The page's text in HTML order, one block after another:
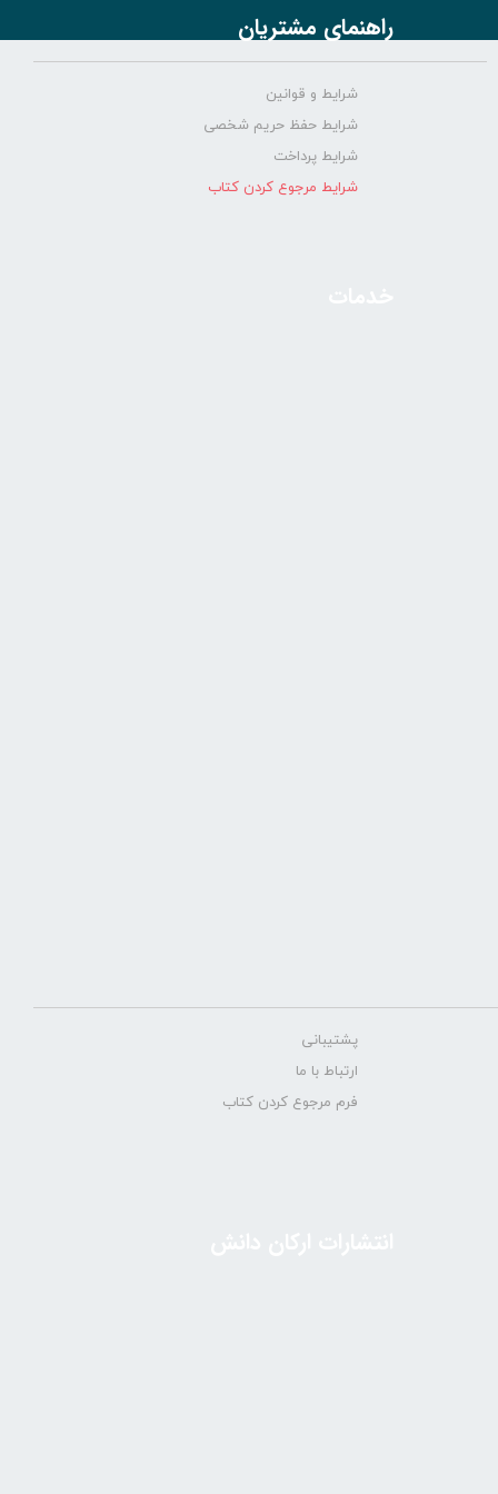
راهنمای مشتریان
شرایط و قوانین
شرایط حفظ حریم شخصی
شرایط پرداخت
شرایط مرجوع کردن کتاب
پشتیبانی
ارتباط با ما
فرم مرجوع کردن کتاب